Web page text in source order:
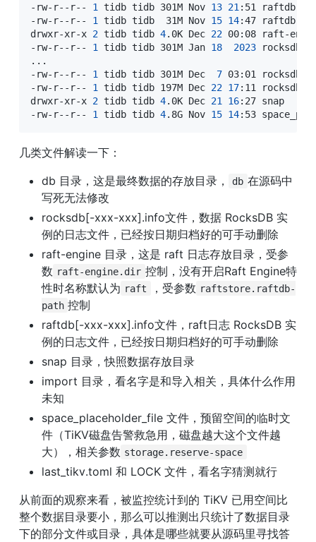
-rw-r--r-- 1 tidb tidb 301M Nov 13 21 :51 raftdb-
-rw-r--r-- 1 tidb tidb  31M Nov 15 14:47
drwxr-xr-x 2 tidb tidb 4.0K Dec 22 00:08 raft-
-rw-r--r-- 1 tidb tidb 301M Jan 18
2023
.. .
-rw-r--r-- 1 tidb tidb 301M Dec 7 03:01 rocksdb-
-rw-r--r-- 1 tidb tidb 197M Dec 22 17:11
drwxr-xr-x 2 tidb tidb 4.0K Dec 21 16:27 snap
-rw-r--r-- 1 tidb tidb 4.8G Nov 15 14:53
几类文件解读一下：
db 目录，这是最终数据的存放目录，
db 在源码中
写死无法修改
rocksdb[-xxx-xxx].info文件，数据 RocksDB 实
例的日志文件，已经按日期归档好的可手动删除
raft-engine 目录，这是 raft 日志存放目录，受参
数 raft-engine.dir 控制，没有开启Raft Engine特
性时名称默认为 raft ，受参数 raftstore.raftdb-
path 控制
raftdb[-xxx-xxx].info文件，raft日志 RocksDB 实
例的日志文件，已经按日期归档好的可手动删除
snap 目录，快照数据存放目录
import 目录，看名字是和导入相关，具体什么作用
未知
space_placeholder_file 文件，预留空间的临时文
件（TiKV磁盘告警救急用，磁盘越大这个文件越
大），相关参数 storage.reserve-space
last_tikv.toml 和 LOCK 文件，看名字猜测就行
从前面的观察来看，被监控统计到的 TiKV 已用空间比
整个数据目录要小，那么可以推测出只统计了数据目录
下的部分文件或目录，具体是哪些就要从源码里寻找答